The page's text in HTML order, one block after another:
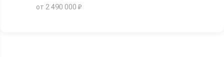
от 2 490 000 ₽